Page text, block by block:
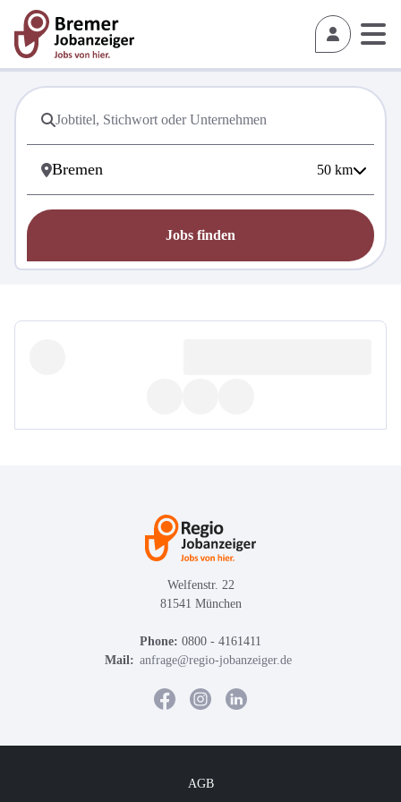
50 km
Jobs finden
Welfenstr. 22
81541 München
Phone: 0800 - 4161411
Mail: anfrage@regio-jobanzeiger.de
AGB